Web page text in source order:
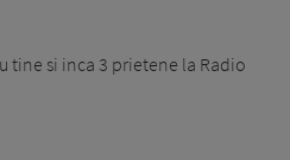
tine si inca 3 prietene la Radio